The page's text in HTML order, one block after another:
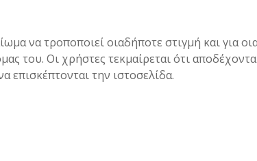
να τροποποιεί οιαδήποτε στιγμή και για
του. Οι χρήστες τεκμαίρεται ότι
την ιστοσελίδα.